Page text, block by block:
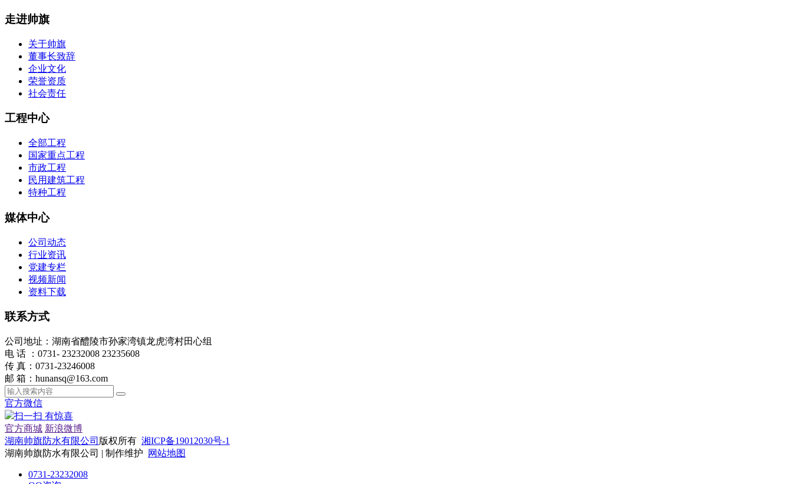
走进帅旗
关于帅旗
董事长致辞
企业文化
荣誉资质
社会责任
工程中心
全部工程
国家重点工程
市政工程
民用建筑工程
特种工程
媒体中心
公司动态
行业资讯
党建专栏
视频新闻
资料下载
联系方式
公司地址：湖南省醴陵市孙家湾镇龙虎湾村田心组
电 话 ：0731- 23232008 23235608
传 真：0731-23246008
邮 箱：hunansq@163.com
官方微信
扫一扫 有惊喜
官方商城 新浪微博
湖南帅旗防水有限公司 版权所有 湘ICP备19012030号-1
湖南帅旗防水有限公司 | 制作维护
网站地图
0731-23232008